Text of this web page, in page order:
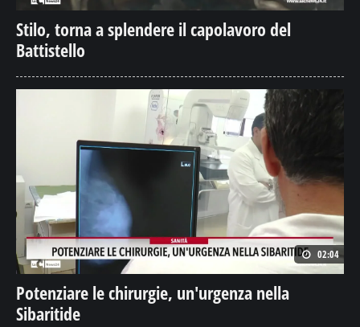
Stilo, torna a splendere il capolavoro del
Battistello
02:04
Potenziare le chirurgie, un'urgenza nella
Sibaritide